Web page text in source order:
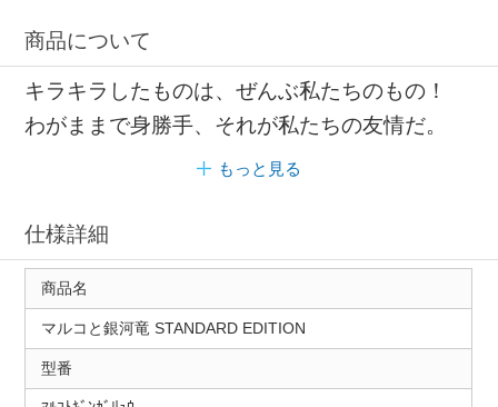
商品について
キラキラしたものは、ぜんぶ私たちのもの！
わがままで身勝手、それが私たちの友情だ。
もっと見る
仕様詳細
商品名
マルコと銀河竜 STANDARD EDITION
型番